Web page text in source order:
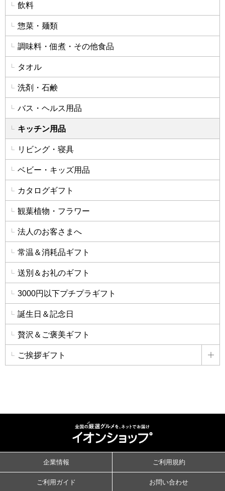
飲料
惣菜・麺類
調味料・佃煮・その他食品
タオル
洗剤・石鹸
バス・ヘルス用品
キッチン用品
リビング・寝具
ベビー・キッズ用品
カタログギフト
観葉植物・フラワー
法人のお客さまへ
常温＆消耗品ギフト
送別＆お礼のギフト
3000円以下プチプラギフト
誕生日＆記念日
贅沢＆ご褒美ギフト
ご挨拶ギフト 詳
企業情報 ご利用規約
ご利用ガイド お問い合わせ